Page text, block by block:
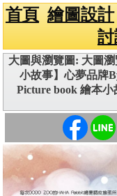
首頁 繪圖設計
大圖與瀏覽圖: 大圖
小故事】心夢品牌
Picture book 繪本